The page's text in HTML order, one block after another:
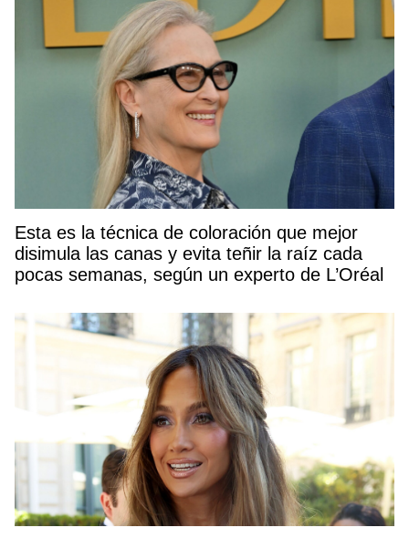
Esta es la técnica de coloración que mejor
disimula las canas y evita teñir la raíz cada
pocas semanas, según un experto de L’Oréal